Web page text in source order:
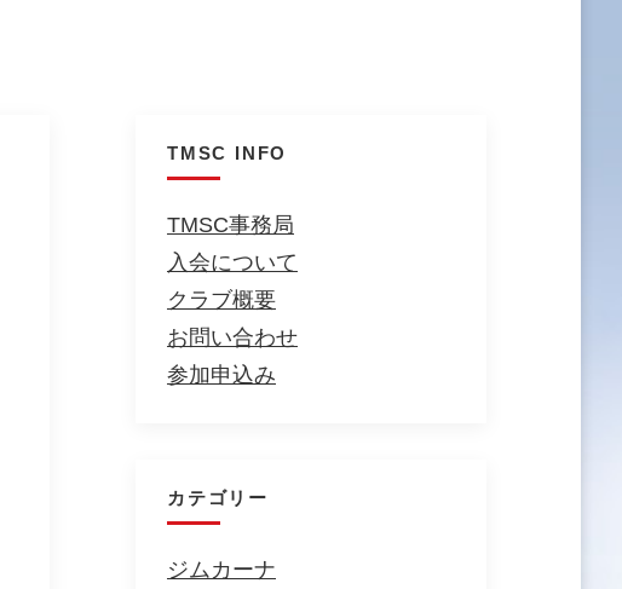
TMSC INFO
TMSC事務局
入会について
クラブ概要
お問い合わせ
参加申込み
カテゴリー
ジムカーナ